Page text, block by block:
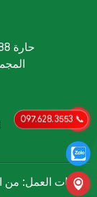
097.628.3553 📞